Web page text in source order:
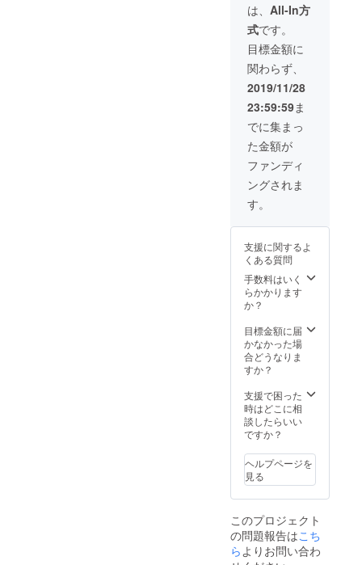
は、 All-In方
式です。
目標金額に
関わらず、
2019/11/28
23:59:59ま
でに集まっ
た金額が
ファンディ
ングされま
す。
支援に関するよ
くある質問
手数料はいく
らかかります
か？
目標金額に届
かなかった場
合どうなりま
すか？
支援で困った
時はどこに相
談したらいい
ですか？
ヘルプページを
見る
このプロジェクト
の問題報告はこち
らよりお問い合わ